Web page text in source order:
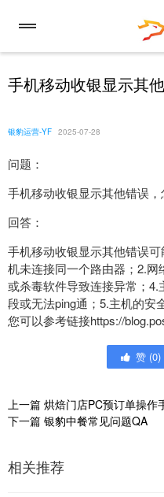
手机移动收银显示其
银豹运营-YF 2025-07-28
问题：
手机移动收银显示其他错误，
回答：
手机移动收银显示其他错误
机未连接同一个路由器；2.
或杀毒软件导致连接异常；
段或无法ping通；5.主机的安
您可以参考链接https://
赞 (0)
上一篇 烘焙门店PC预订单操作
下一篇 银豹中餐常见问题QA
相关推荐